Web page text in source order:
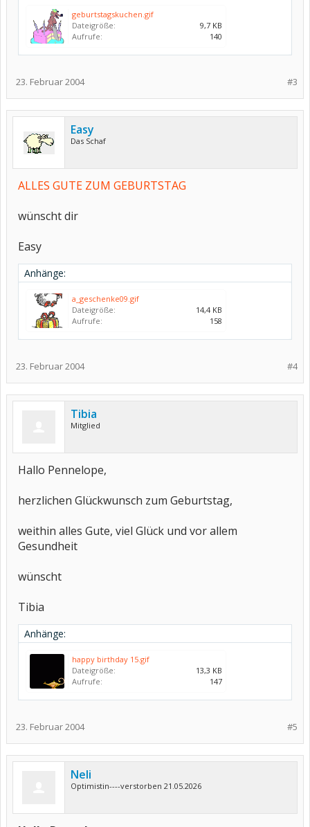
geburtstagskuchen.gif
Dateigröße:
9,7 KB
Aufrufe:
140
#3
23. Februar 2004
Easy
Das Schaf
ALLES GUTE ZUM GEBURTSTAG
wünscht dir
Easy
Anhänge:
a_geschenke09.gif
Dateigröße:
14,4 KB
Aufrufe:
158
#4
23. Februar 2004
Tibia
Mitglied
Hallo Pennelope,
herzlichen Glückwunsch zum Geburtstag,
weithin alles Gute, viel Glück und vor allem
Gesundheit
wünscht
Tibia
Anhänge:
happy birthday 15.gif
Dateigröße:
13,3 KB
Aufrufe:
147
#5
23. Februar 2004
Neli
Optimistin----verstorben 21.05.2026